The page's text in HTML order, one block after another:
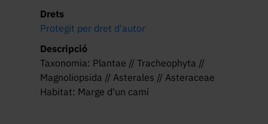
Drets
Protegit per dret d'autor
Descripció
Taxonomia: Plantae // Tracheophyta //
Magnoliopsida // Asterales // Asteraceae
Habitat: Marge d'un camí